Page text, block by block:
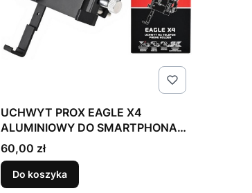
UCHWYT PROX EAGLE X4
ALUMINIOWY DO SMARTPHONA
CZARNY OBRACANY
Cena
60,00 zł
Do koszyka